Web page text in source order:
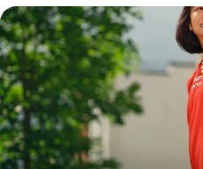
Водитель
грузовой